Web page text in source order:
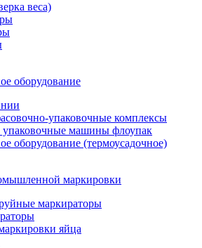
веса)
оборудование
упаковочные комплексы
упаковочные машины флоупак
оборудование (термоусадочное)
маркировки
маркираторы
яйца